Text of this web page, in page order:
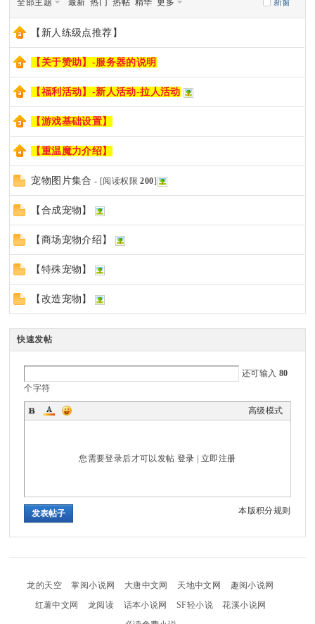
sc
uz
!
B
oa
新窗
全部主题 最新 热门 热帖 精华 更多
【新人练级点推荐】
【关于赞助】-服务器的说明
【福利活动】-新人活动-拉人活动
【游戏基础设置】
【重温魔力介绍】
宠物图片集合 - [阅读权限200]
【合成宠物】
【商场宠物介绍】
【特殊宠物】
【改造宠物】
快速发帖
还可输入 80
个字符
高级模式
您需要登录后才可以发帖登录 |立即注册
本版积分规则
发表帖子
龙的天空 掌阅小说网 大唐中文网 天地中文网
趣阅小说网
红薯中文网
龙阅读 话本小说网 SF轻小说
花溪小说网